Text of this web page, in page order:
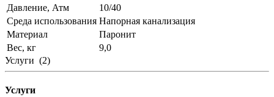
Давление, Атм
10/40
Среда использования Напорная канализация
Материал
Паронит
Вес, кг
9,0
Услуги (2)
Услуги